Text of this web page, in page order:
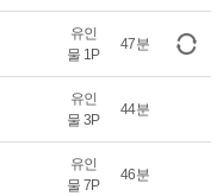
유인
물 1P
47분
유인
물 3P
44분
유인
물 7P
46분